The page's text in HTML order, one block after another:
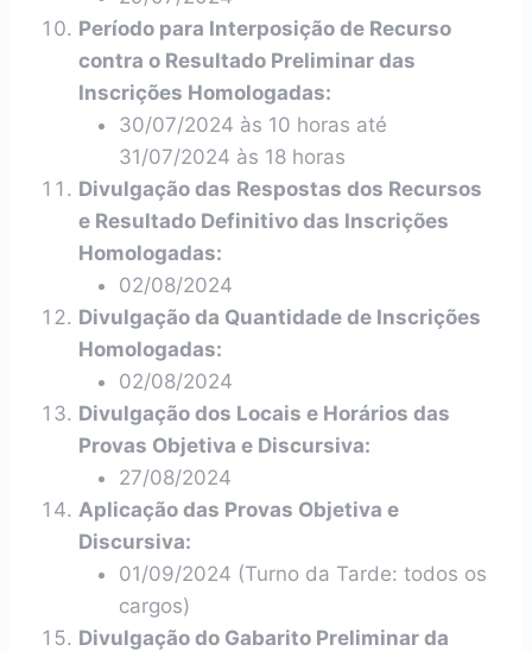
Período para Interposição de Recurso
contra o Resultado Preliminar das
Inscrições Homologadas:
30/07/2024 às 10 horas até
31/07/2024 às 18 horas
Divulgação das Respostas dos Recursos
e Resultado Definitivo das Inscrições
Homologadas:
02/08/2024
Divulgação da Quantidade de Inscrições
Homologadas:
02/08/2024
Divulgação dos Locais e Horários das
Provas Objetiva e Discursiva:
27/08/2024
Aplicação das Provas Objetiva e
Discursiva:
01/09/2024 (Turno da Tarde: todos os
cargos)
Divulgação do Gabarito Preliminar da